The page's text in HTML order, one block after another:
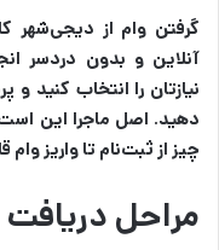
گرفتن وام از
آنلاین و بدون دردسر
نیازتان را انتخاب کنید و
دهید. اصل ماجرا این
چیز از ثبت‌نام تا واریز
مراحل